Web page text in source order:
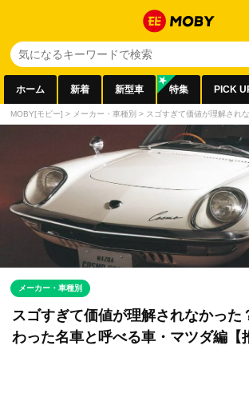
ホーム 新着 新型車 特集 PICK
MOBY[モビー] > メーカー・車種別 > スゴすぎて価値が理解され
メーカー・車種別
スゴすぎて価値が理解されなかった
わった名車と呼べる車・マツダ編【